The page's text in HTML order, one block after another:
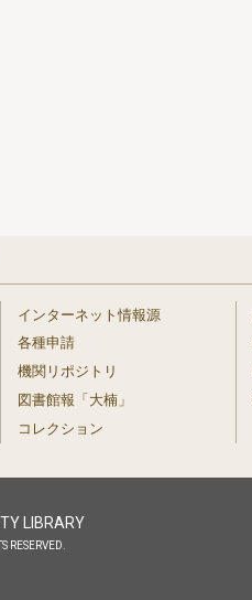
インターネット情報源
各種申請
機関リポジトリ
図書館報「大楠」
コレクション
LIBRARY
RESERVED.